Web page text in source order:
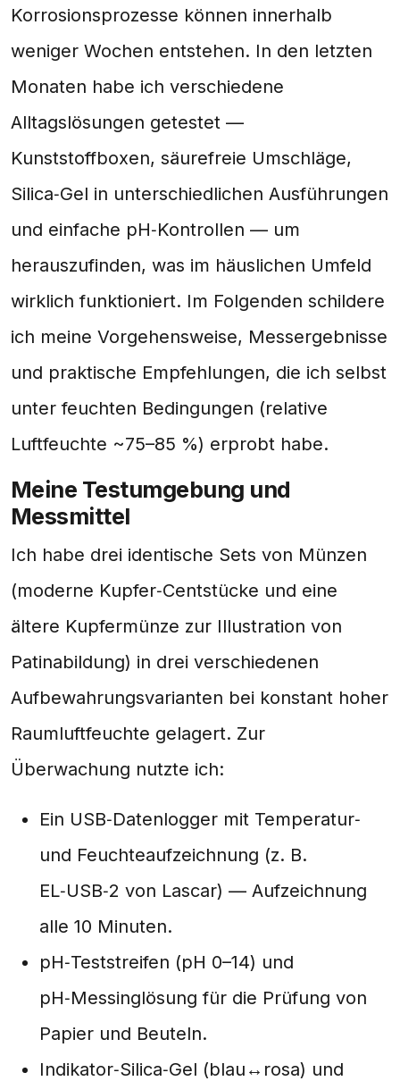
Korrosionsprozesse können innerhalb
weniger Wochen entstehen. In den letzten
Monaten habe ich verschiedene
Alltagslösungen getestet —
Kunststoffboxen, säurefreie Umschläge,
Silica‑Gel in unterschiedlichen Ausführungen
und einfache pH‑Kontrollen — um
herauszufinden, was im häuslichen Umfeld
wirklich funktioniert. Im Folgenden schildere
ich meine Vorgehensweise, Messergebnisse
und praktische Empfehlungen, die ich selbst
unter feuchten Bedingungen (relative
Luftfeuchte ~75–85 %) erprobt habe.
Meine Testumgebung und
Messmittel
Ich habe drei identische Sets von Münzen
(moderne Kupfer‑Centstücke und eine
ältere Kupfermünze zur Illustration von
Patinabildung) in drei verschiedenen
Aufbewahrungsvarianten bei konstant hoher
Raumluftfeuchte gelagert. Zur
Überwachung nutzte ich:
Ein USB‑Datenlogger mit Temperatur‑
und Feuchteaufzeichnung (z. B.
EL‑USB‑2 von Lascar) — Aufzeichnung
alle 10 Minuten.
pH‑Teststreifen (pH 0–14) und
pH‑Messinglösung für die Prüfung von
Papier und Beuteln.
Indikator‑Silica‑Gel (blau↔rosa) und